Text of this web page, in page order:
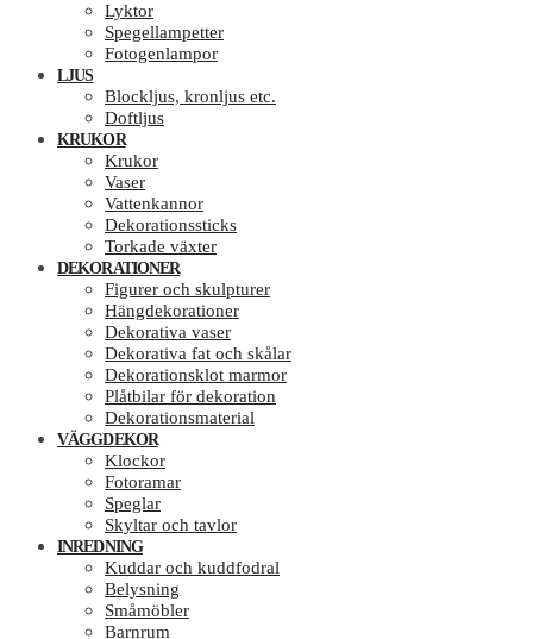
Lyktor
Spegellampetter
Fotogenlampor
LJUS
Blockljus, kronljus etc.
Doftljus
KRUKOR
Krukor
Vaser
Vattenkannor
Dekorationssticks
Torkade växter
DEKORATIONER
Figurer och skulpturer
Hängdekorationer
Dekorativa vaser
Dekorativa fat och skålar
Dekorationsklot marmor
Plåtbilar för dekoration
Dekorationsmaterial
VÄGGDEKOR
Klockor
Fotoramar
Speglar
Skyltar och tavlor
INREDNING
Kuddar och kuddfodral
Belysning
Småmöbler
Barnrum